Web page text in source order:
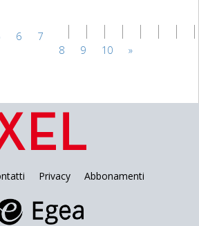
6
7
8
9 10 »
Privacy Abbonamenti